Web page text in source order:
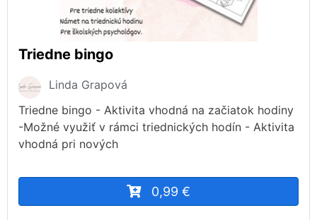
Triedne bingo
Linda Grapová
Triedne bingo - Aktivita vhodná na začiatok hodiny
-Možné využiť v rámci triednických hodín - Aktivita
vhodná pri nových
0,99 €